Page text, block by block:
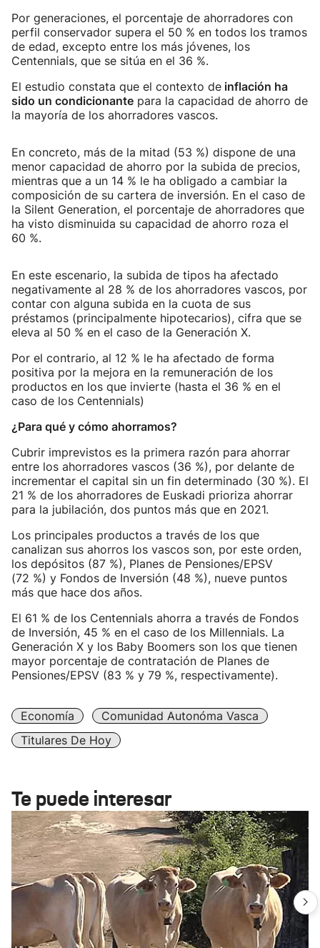
Por generaciones, el porcentaje de ahorradores con
perfil conservador supera el 50 % en todos los tramos
de edad, excepto entre los más jóvenes, los
Centennials, que se sitúa en el 36 %.
El estudio constata que el contexto de inflación ha
sido un condicionante para la capacidad de ahorro de
la mayoría de los ahorradores vascos.
En concreto, más de la mitad (53 %) dispone de una
menor capacidad de ahorro por la subida de precios,
mientras que a un 14 % le ha obligado a cambiar la
composición de su cartera de inversión. En el caso de
la Silent Generation, el porcentaje de ahorradores que
ha visto disminuida su capacidad de ahorro roza el
60 %.
En este escenario, la subida de tipos ha afectado
negativamente al 28 % de los ahorradores vascos, por
contar con alguna subida en la cuota de sus
préstamos (principalmente hipotecarios), cifra que se
eleva al 50 % en el caso de la Generación X.
Por el contrario, al 12 % le ha afectado de forma
positiva por la mejora en la remuneración de los
productos en los que invierte (hasta el 36 % en el
caso de los Centennials)
¿Para qué y cómo ahorramos?
Cubrir imprevistos es la primera razón para ahorrar
entre los ahorradores vascos (36 %), por delante de
incrementar el capital sin un fin determinado (30 %). El
21 % de los ahorradores de Euskadi prioriza ahorrar
para la jubilación, dos puntos más que en 2021.
Los principales productos a través de los que
canalizan sus ahorros los vascos son, por este orden,
los depósitos (87 %), Planes de Pensiones/EPSV
(72 %) y Fondos de Inversión (48 %), nueve puntos
más que hace dos años.
El 61 % de los Centennials ahorra a través de Fondos
de Inversión, 45 % en el caso de los Millennials. La
Generación X y los Baby Boomers son los que tienen
mayor porcentaje de contratación de Planes de
Pensiones/EPSV (83 % y 79 %, respectivamente).
Economía
Comunidad Autonóma Vasca
Titulares De Hoy
Te puede interesar